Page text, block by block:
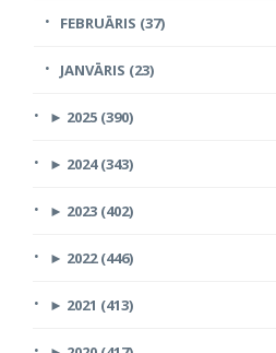
FEBRUĀRIS (37)
JANVĀRIS (23)
► 2025 (390)
► 2024 (343)
► 2023 (402)
► 2022 (446)
► 2021 (413)